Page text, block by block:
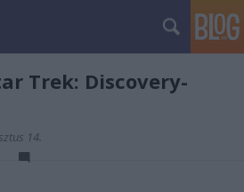
Trek: Discovery-
14.